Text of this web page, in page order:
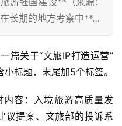
长期的地方考察中**…
篇关于“文旅IP打造运营”
标题，末尾加5个标签。
容：入境旅游高质量发
议提案、文旅部的投诉系